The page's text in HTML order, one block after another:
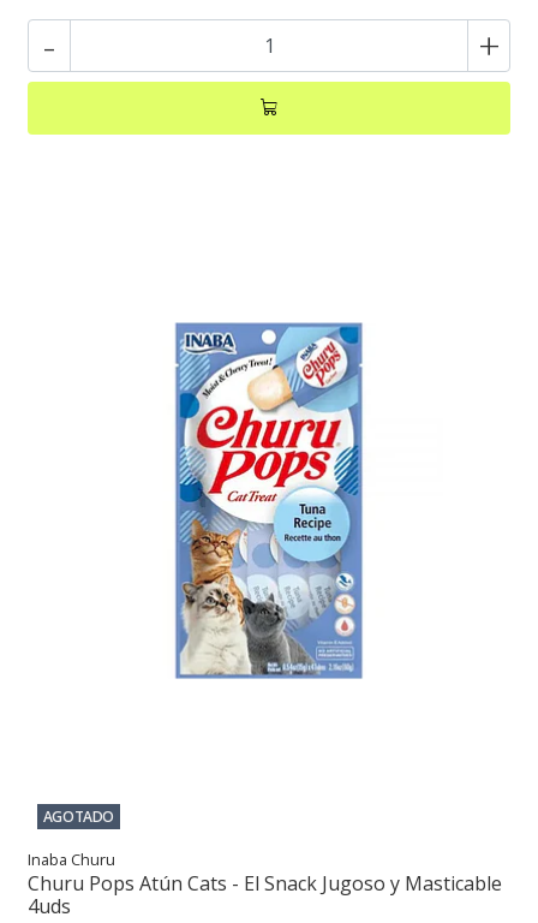
- +
AGOTADO
Inaba Churu
Churu Pops Atún Cats - El Snack Jugoso y Masticable
4uds